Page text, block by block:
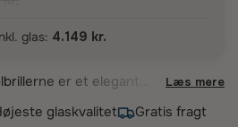
glas: 4.149 kr.
er et elegant
kombineres smukt
Læs mere
glaskvalitet Gratis fragt